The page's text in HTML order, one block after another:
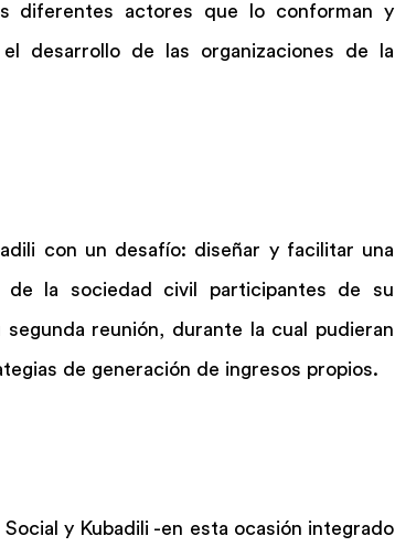
diferentes actores que lo conforman y
desarrollo de las organizaciones de la
con un desafío: diseñar y facilitar una
de la sociedad civil participantes de su
reunión, durante la cual pudieran
de generación de ingresos propios.
y Kubadili -en esta ocasión integrado